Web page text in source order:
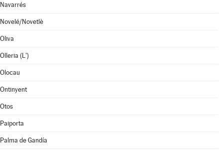
Navarrés
Novelé/Novetlè
Oliva
Olleria (L')
Olocau
Ontinyent
Otos
Paiporta
Palma de Gandía